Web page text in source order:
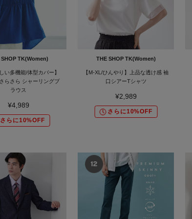
SHOP TK(Women)
い多機能/体型カバー】
らさら シャーリングブ
ラウス
¥4,989
さらに10%OFF
THE SHOP TK(Women)
【M-XL/ひんやり】上品な透け感 袖
口シアーTシャツ
¥2,989
さらに10%OFF